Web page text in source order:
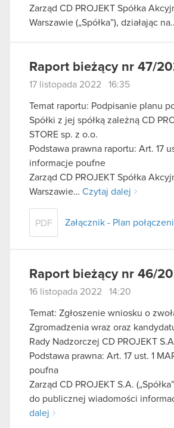
Zarząd CD PROJEKT Spółka
Warszawie („Spółka”), działając
Raport bieżący nr 47/
17 listopada 2022 16:35
Temat raportu: Podpisanie planu
Spółki z jej spółką zależną CD
STORE sp. z o.o.
Podstawa prawna raportu: Art. 17
informacje poufne
Zarząd CD PROJEKT Spółka
Warszawie… Czytaj dalej
PDF Załącznik - Plan
Raport bieżący nr 46/
16 listopada 2022 14:20
Temat: Zgłoszenie wniosku o
Zgromadzenia wraz oraz
Rady Nadzorczej CD PROJEKT
Podstawa prawna: Art. 17 ust. 1
poufna
Zarząd CD PROJEKT S.A.
do publicznej wiadomości
dalej